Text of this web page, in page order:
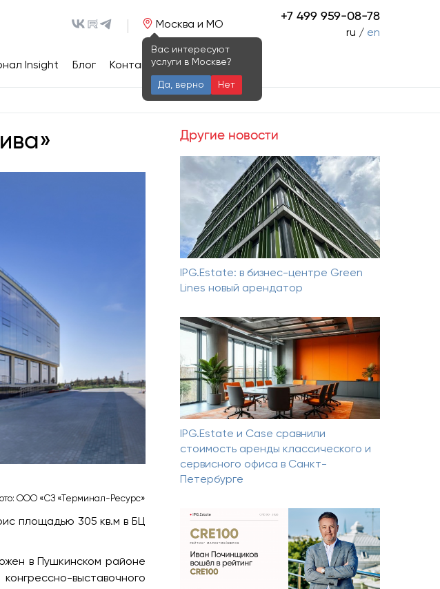
Москва и МО
Вас интересуют
услуги в Москве?
Да, верно Нет
+7 499 959-08-78
ru / en
Insight Блог Контакты
ООО «СЗ «Терминал-Ресурс»
площадью 305 кв.м в БЦ
в Пушкинском районе
выставочного
Другие новости
IPG.Estate: в бизнес-центре Green
Lines новый арендатор
IPG.Estate и Case сравнили
стоимость аренды классического и
сервисного офиса в Санкт-
Петербурге